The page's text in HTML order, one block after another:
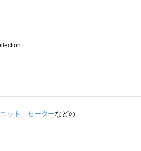
ニット・セーターなどの